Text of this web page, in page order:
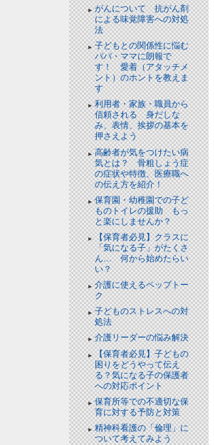
がんについて 抗がん剤
による味覚障害への対処
法
子どもとの関係性に悩む
パパ・ママに朗報で
す！ 愛着（アタッチメ
ント）のホントを教えま
す
利用者・家族・職員から
信頼される 身だしな
み、表情、挨拶の基本を
押さえよう
高齢者が気をつけたい病
気とは？ 骨粗しょう症
の症状や特徴、医療職へ
の伝え方を紹介！
保育園・幼稚園での子ど
ものトイレの援助 もっ
と楽にしませんか？
【保育者必見】クラスに
「気になる子」がたくさ
ん… 何から始めたらい
い？
介護に使えるペップトー
ク
子どものストレスへの対
処法
介護リーダーの悩み解決
【保育者必見】子どもの
困りをどうやって伝え
る？気になる子の保護者
への対応ポイント
保育所等での不適切な保
育に対する予防と対策
精神科看護の「倫理」に
ついて考えてみよう